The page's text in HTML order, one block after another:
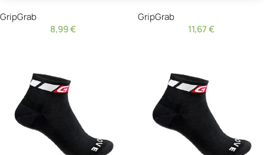
GripGrab
8,99€
GripGrab
11,67€